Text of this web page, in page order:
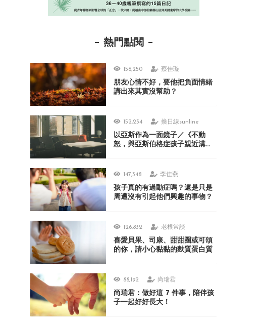
熱門點閱
156,250 蔡佳璇
朋友心情不好，要他把負面情緒
講出來其實沒幫助？
152,234 換日線sunline
以亞斯作為一面鏡子／《不動
怒，與亞斯伯格症孩子親近溝
147,348 李佳燕
孩子真的有過動症嗎？還是只是
周遭沒有引起他們興趣的事物？
126,832 老根常談
喜愛貝果、司康、甜甜圈或可頌
的你，請小心黏黏的麩質蛋白質
88,192 尚瑞君
尚瑞君：做好這 7 件事，陪伴孩
子一起好好長大！